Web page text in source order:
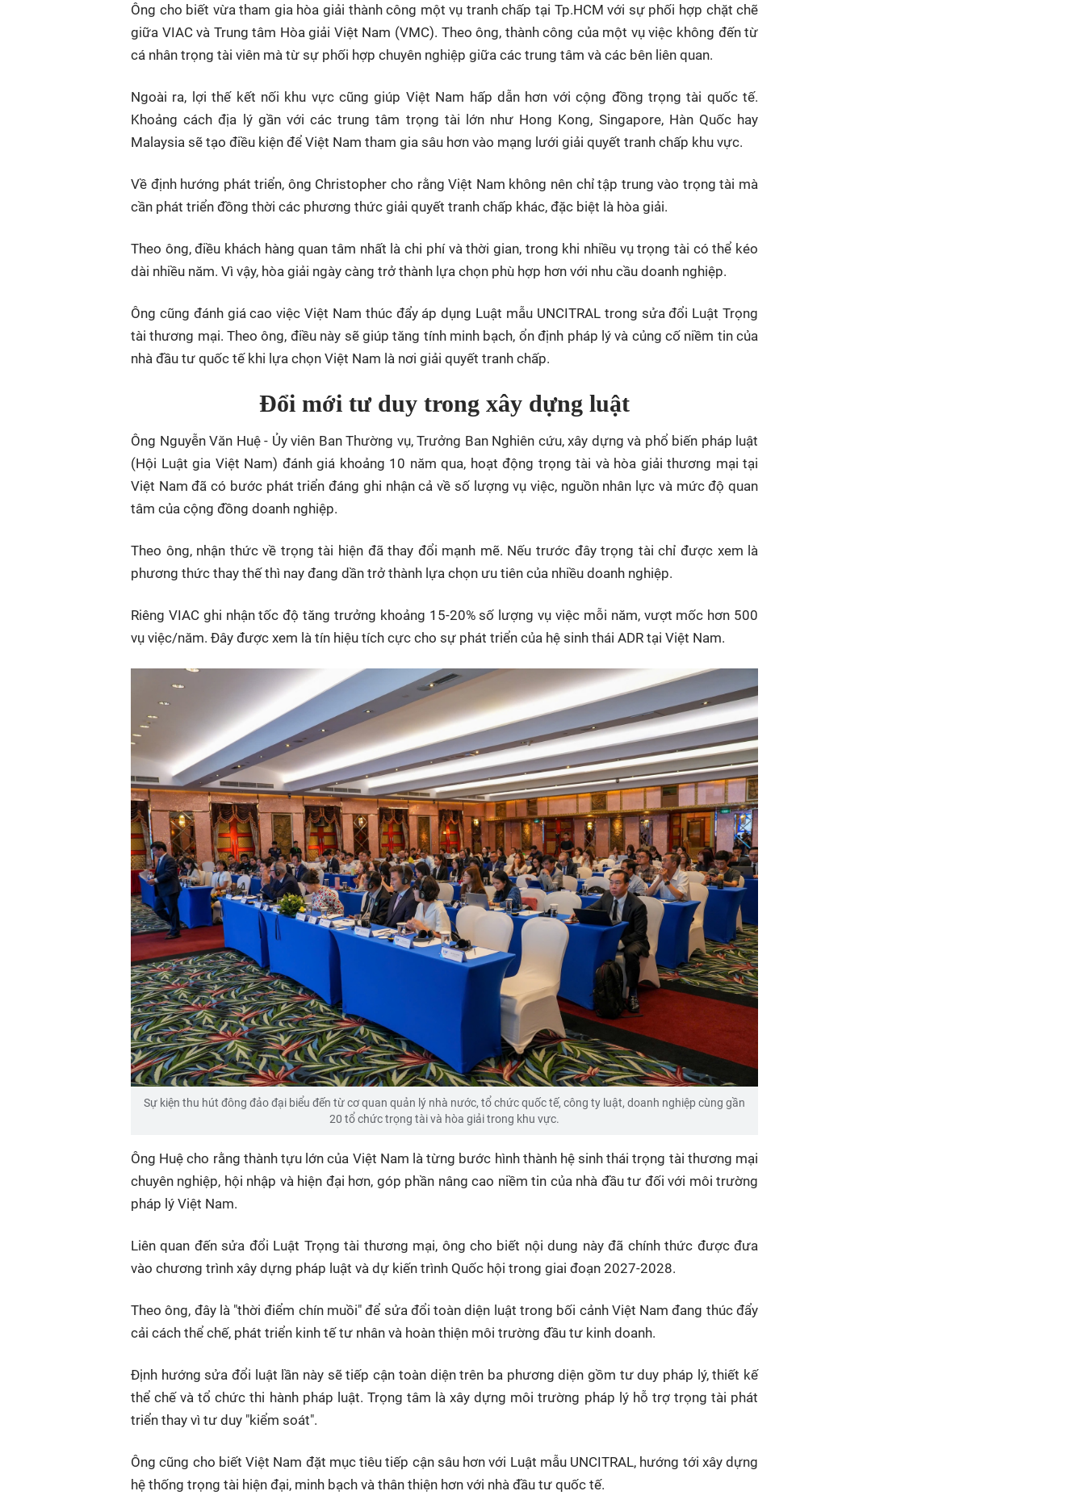
Ông cho biết vừa tham gia hòa giải thành công một vụ tranh chấp tại Tp.HCMvới sự phối hợp chặt chẽ
giữa VIAC và Trung tâm Hòa giải Việt Nam (VMC). Theo ông, thành công của một vụ việc không đến từ
cá nhân trọng tài viên mà từ sự phối hợp chuyên nghiệp giữa các trung tâm và các bên liên quan.
Ngoài ra, lợi thế kết nối khu vực cũng giúp Việt Nam hấp dẫn hơn với cộng đồng trọng tài quốc tế.
Khoảng cách địa lý gần với các trung tâm trọng tài lớn như Hong Kong, Singapore, Hàn Quốc hay
Malaysia sẽ tạo điều kiện để Việt Nam tham gia sâu hơn vào mạng lưới giải quyết tranh chấp khu vực.
Về định hướng phát triển, ông Christopher cho rằng Việt Nam không nên chỉ tập trung vào trọng tài mà
cần phát triển đồng thời các phương thức giải quyết tranh chấp khác, đặc biệt là hòa giải.
Theo ông, điều khách hàng quan tâm nhất là chi phí và thời gian, trong khi nhiều vụ trọng tài có thể kéo
dài nhiều năm. Vì vậy, hòa giải ngày càng trở thành lựa chọn phù hợp hơn với nhu cầu doanh nghiệp.
Ông cũng đánh giá cao việc Việt Nam thúc đẩy áp dụng Luật mẫu UNCITRAL trong sửa đổi Luật Trọng
tài thương mại. Theo ông, điều này sẽ giúp tăng tính minh bạch, ổn định pháp lý và củng cố niềm tin của
nhà đầu tư quốc tế khi lựa chọn Việt Nam là nơi giải quyết tranh chấp.
Đổi mới tư duy trong xây dựng luật
Ông Nguyễn Văn Huệ - Ủy viên Ban Thường vụ, Trưởng Ban Nghiên cứu, xây dựng và phổ biến pháp luật
(Hội Luật gia Việt Nam) đánh giá khoảng 10 năm qua, hoạt động trọng tài và hòa giải thương mại tại
Việt Nam đã có bước phát triển đáng ghi nhận cả về số lượng vụ việc, nguồn nhân lực và mức độ quan
tâm của cộng đồng doanh nghiệp.
Theo ông, nhận thức về trọng tài hiện đã thay đổi mạnh mẽ. Nếu trước đây trọng tài chỉ được xem là
phương thức thay thế thì nay đang dần trở thành lựa chọn ưu tiên của nhiều doanh nghiệp.
Riêng VIAC ghi nhận tốc độ tăng trưởng khoảng 15-20% số lượng vụ việc mỗi năm, vượt mốc hơn 500
vụ việc/năm. Đây được xem là tín hiệu tích cực cho sự phát triển của hệ sinh thái ADR tại Việt Nam.
Sự kiện thu hút đông đảo đại biểu đến từ cơ quan quản lý nhà nước, tổ chức quốc tế, công ty luật, doanh nghiệp cùng gần
20 tổ chức trọng tài và hòa giải trong khu vực.
Ông Huệ cho rằng thành tựu lớn của Việt Nam là từng bước hình thành hệ sinh thái trọng tài thương mại
chuyên nghiệp, hội nhập và hiện đại hơn, góp phần nâng cao niềm tin của nhà đầu tư đối với môi trường
pháp lý Việt Nam.
Liên quan đến sửa đổi Luật Trọng tài thương mại, ông cho biết nội dung này đã chính thức được đưa
vào chương trình xây dựng pháp luật và dự kiến trình Quốc hội trong giai đoạn 2027-2028.
Theo ông, đây là "thời điểm chín muồi" để sửa đổi toàn diện luật trong bối cảnh Việt Nam đang thúc đẩy
cải cách thể chế, phát triển kinh tế tư nhân và hoàn thiện môi trường đầu tư kinh doanh.
Định hướng sửa đổi luật lần này sẽ tiếp cận toàn diện trên ba phương diện gồm tư duy pháp lý, thiết kế
thể chế và tổ chức thi hành pháp luật. Trọng tâm là xây dựng môi trường pháp lý hỗ trợ trọng tài phát
triển thay vì tư duy "kiểm soát".
Ông cũng cho biết Việt Nam đặt mục tiêu tiếp cận sâu hơn với Luật mẫu UNCITRAL, hướng tới xây dựng
hệ thống trọng tài hiện đại, minh bạch và thân thiện hơn với nhà đầu tư quốc tế.